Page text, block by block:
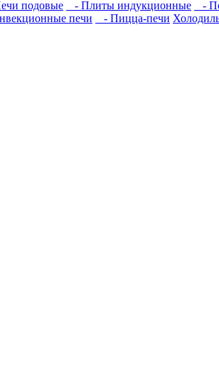
подовые - Плиты индукционные
-
печи - Пицца-печи